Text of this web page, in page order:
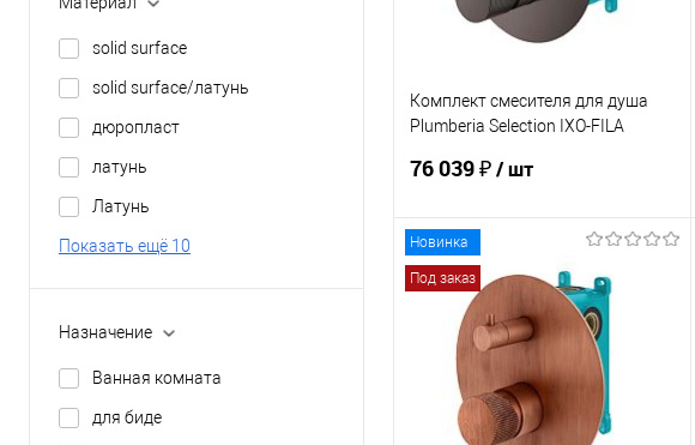
6.4
Показать ещё 45
5
5.7
Показать ещё 39
solid surface
solid surface/латунь
дюропласт
латунь
Латунь
Показать ещё 10
Назначение
Ванная комната
для биде
Комплект смесителя для душа
Plumberia Selection IXO-FILA
76 039 ₽/ шт
В корзину
Купить в 1 клик
Сравнение
В избранное
Под заказ
Новинка
Под заказ